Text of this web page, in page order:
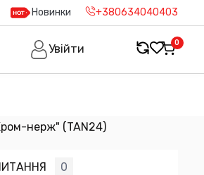
Новинки +380634040403
Увійти 0
нерж" (TAN24)
0